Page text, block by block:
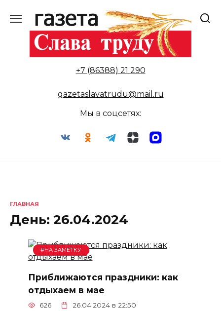
содержанию
+7 (86388) 21 290
gazetaslavatrudu@mail.ru
Мы в соцсетях:
ГЛАВНАЯ
День: 26.04.2024
#НА ЗАМЕТКУ
Приближаются праздники: как
отдыхаем в мае
626 26.04.2024 в 22:50